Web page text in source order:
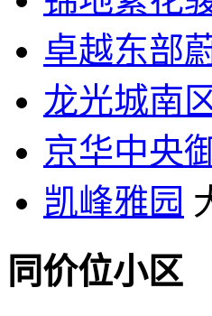
卓越东部
龙光城南
京华中央
凯峰雅园
同价位小区